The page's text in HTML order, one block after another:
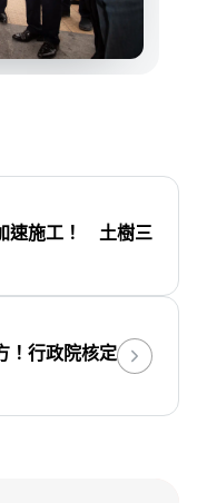
速施工！ 土樹三
！行政院核定